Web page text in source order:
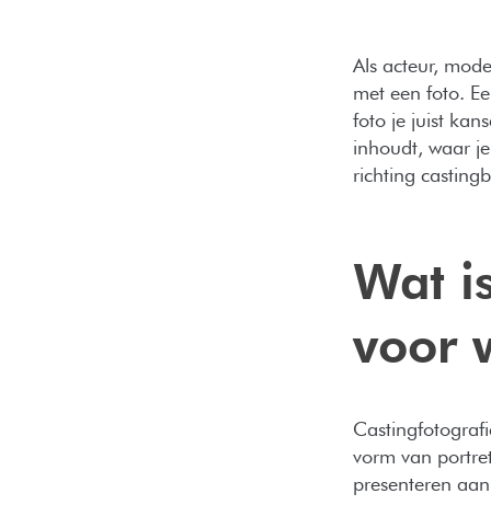
Als acteur,
met een foto.
foto je juist
inhoudt, waar
richting
Wat
voor
vorm van
presenteren